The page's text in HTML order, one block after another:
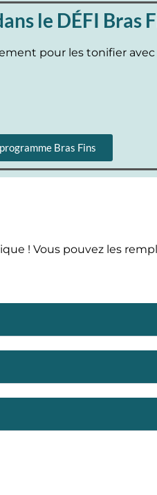
le DÉFI Bras
pour les tonifier
Bras Fins
! Vous pouvez les